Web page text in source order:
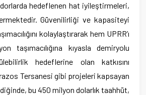
hedeflenen hat iyileştirmeleri,
Güvenilirliği ve kapasiteyi
kolaylaştırarak hem UPRR’ı
taşımacılığına kıyasla demiryolu
hedeflerine olan katkısını
Tersanesi gibi projeleri kapsayan
bu 450 milyon dolarlık taahhüt,